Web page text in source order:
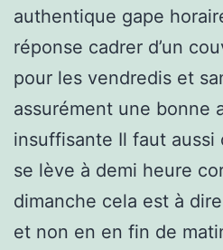
authentique gape
réponse cadrer d’un
pour les vendredis et
assurément une bonne
insuffisante Il faut aussi
se lève à demi heure
dimanche cela est à
et non en en fin de